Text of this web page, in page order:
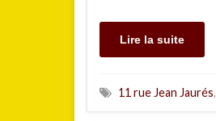
Lire la suite
11 rue Jean Jaurés,